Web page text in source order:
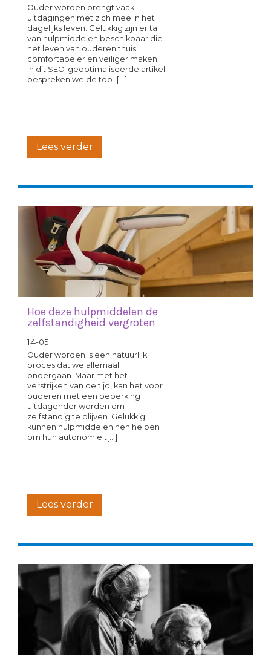
Ouder worden brengt vaak
uitdagingen met zich mee in het
dagelijks leven. Gelukkig zijn er tal
van hulpmiddelen beschikbaar die
het leven van ouderen thuis
comfortabeler en veiliger maken.
In dit SEO-geoptimaliseerde artikel
bespreken we de top 1[...]
Lees verder
Hoe deze hulpmiddelen de
zelfstandigheid vergroten
14-05
Ouder worden is een natuurlijk
proces dat we allemaal
ondergaan. Maar met het
verstrijken van de tijd, kan het voor
ouderen met een beperking
uitdagender worden om
zelfstandig te blijven. Gelukkig
kunnen hulpmiddelen hen helpen
om hun autonomie t[...]
Lees verder